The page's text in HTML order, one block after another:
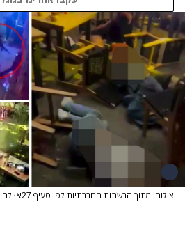
צילום: מתוך הרשתות החברתיות לפי סעיף 27א׳ לחוק זכויות יוצרים